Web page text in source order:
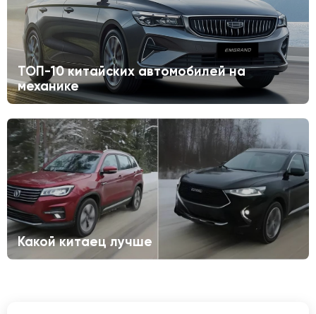
ТОП-10 китайских автомобилей на
механике
Какой китаец лучше